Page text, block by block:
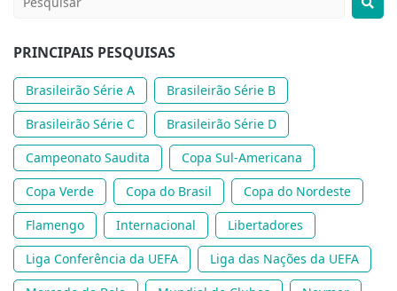
PRINCIPAIS PESQUISAS
Brasileirão Série A
Brasileirão Série B
Brasileirão Série C
Brasileirão Série D
Campeonato Saudita
Copa Sul-Americana
Copa Verde
Copa do Brasil
Copa do Nordeste
Flamengo
Internacional
Libertadores
Liga Conferência da UEFA
Liga das Nações da UEFA